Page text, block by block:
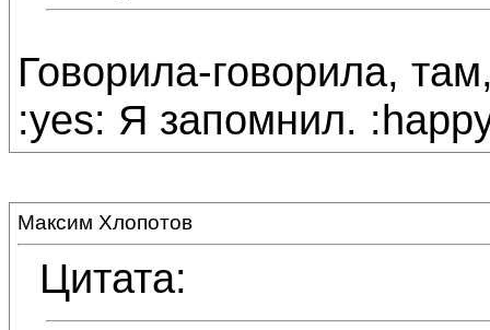
Говорила-говорила,
:yes: Я запомнил.
Максим Хлопотов
Цитата: